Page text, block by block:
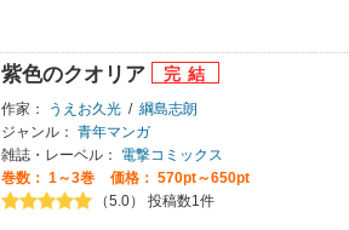
紫色のクオリア
作家： うえお久光 / 綱島志朗
ジャンル： 青年マンガ
雑誌・レーベル：
電撃コミックス
巻数： 1～3巻
価格： 570pt～650pt
（5.0） 投稿数1件